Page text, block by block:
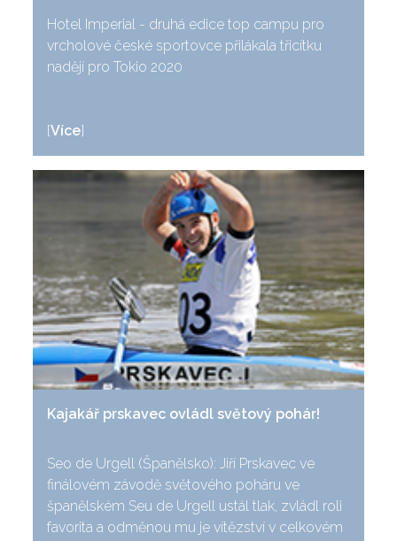
Hotel Imperial - druhá edice top campu pro
vrcholové české sportovce přilákala třicítku
nadějí pro Tokio 2020
[Více]
Kajakář prskavec ovládl světový pohár!
Seo de Urgell (Španělsko): Jiří Prskavec ve
finálovém závodě světového poháru ve
španělském Seu de Urgell ustál tlak, zvládl roli
favorita a odměnou mu je vítězství v celkovém